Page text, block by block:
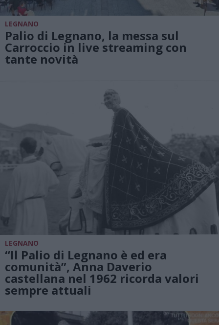
LEGNANO
Palio di Legnano, la messa sul
Carroccio in live streaming con
tante novità
LEGNANO
“Il Palio di Legnano è ed era
comunità”, Anna Daverio
castellana nel 1962 ricorda valori
sempre attuali